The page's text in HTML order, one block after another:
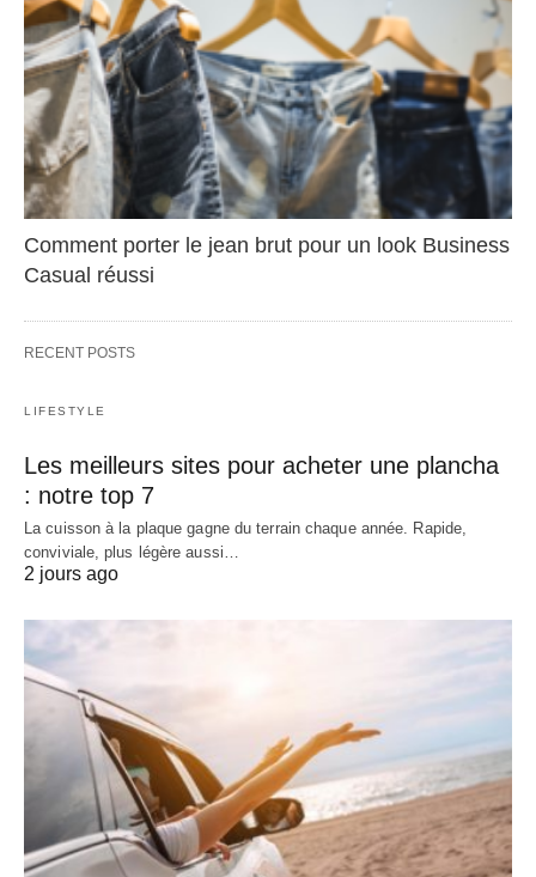
Comment porter le jean brut pour un look Business
Casual réussi
RECENT POSTS
LIFESTYLE
Les meilleurs sites pour acheter une plancha
: notre top 7
La cuisson à la plaque gagne du terrain chaque année. Rapide,
conviviale, plus légère aussi…
2 jours ago